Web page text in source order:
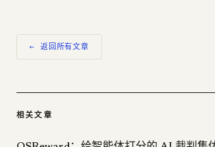
← 返回所有文章
相关文章